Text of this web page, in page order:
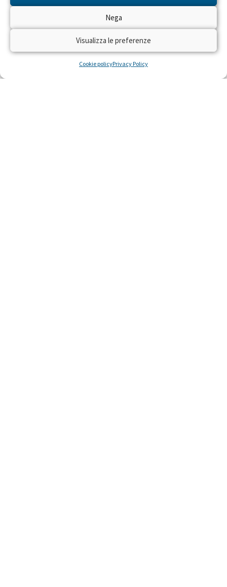
Nega
Visualizza le preferenze
Cookie policyPrivacy Policy